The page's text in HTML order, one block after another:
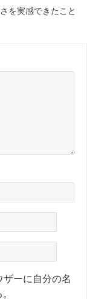
を実感できたこと
ーに自分の名